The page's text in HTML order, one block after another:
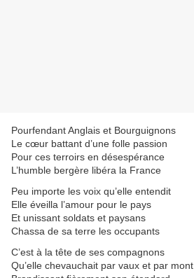
Pourfendant Anglais et Bourguignons
Le cœur battant d’une folle passion
Pour ces terroirs en désespérance
L’humble bergère libéra la France
Peu importe les voix qu’elle entendit
Elle éveilla l’amour pour le pays
Et unissant soldats et paysans
Chassa de sa terre les occupants
C’est à la tête de ses compagnons
Qu’elle chevauchait par vaux et par mont